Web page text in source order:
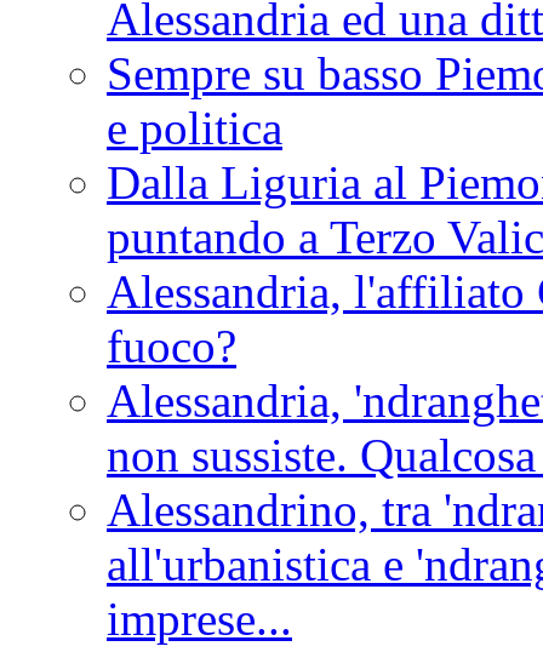
Alessandria ed una
Sempre su basso
e politica
Dalla Liguria al
puntando a Terzo
Alessandria, l'affiliato
fuoco?
Alessandria,
non sussiste.
Alessandrino, tra
all'urbanistica e
imprese...